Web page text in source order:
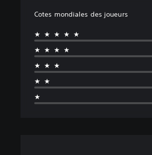
Cotes mondiales des joueurs
★★★★★
★★★★
★★★
★★
★